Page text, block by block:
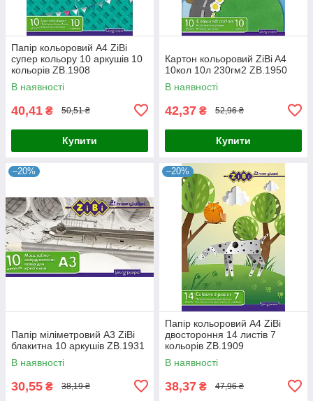
Папір кольоровий А4 ZiBi
супер кольору 10 аркушів 10
кольорів ZB.1908
В наявності
40,41 ₴ 50,51 ₴
Купити
Картон кольоровий ZiBi A4
10кол 10л 230гм2 ZB.1950
В наявності
42,37 ₴ 52,96 ₴
Купити
–20%
Папір міліметровий А3 ZiBi
блакитна 10 аркушів ZB.1931
В наявності
30,55 ₴ 38,19 ₴
–20%
Папір кольоровий А4 ZiBi
двостороння 14 листів 7
кольорів ZB.1909
В наявності
38,37 ₴ 47,96 ₴